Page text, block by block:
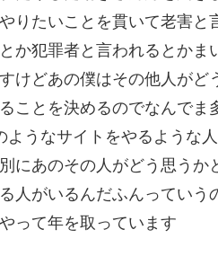
りたいことを貫いて老害
か犯罪者と言われるとか
けどあの僕はその他人が
ことを決めるのでなんで
ようなサイトをやるような
にあのその人がどう思う
人がいるんだふんってい
って年を取っています